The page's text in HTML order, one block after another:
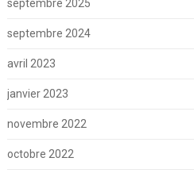
septembre 2025
septembre 2024
avril 2023
janvier 2023
novembre 2022
octobre 2022